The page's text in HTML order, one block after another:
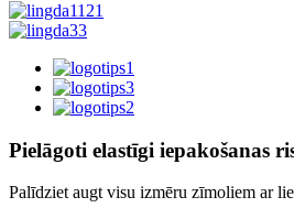
Pielāgoti elastīgi iepakošanas
Palīdziet augt visu izmēru zīmoliem ar